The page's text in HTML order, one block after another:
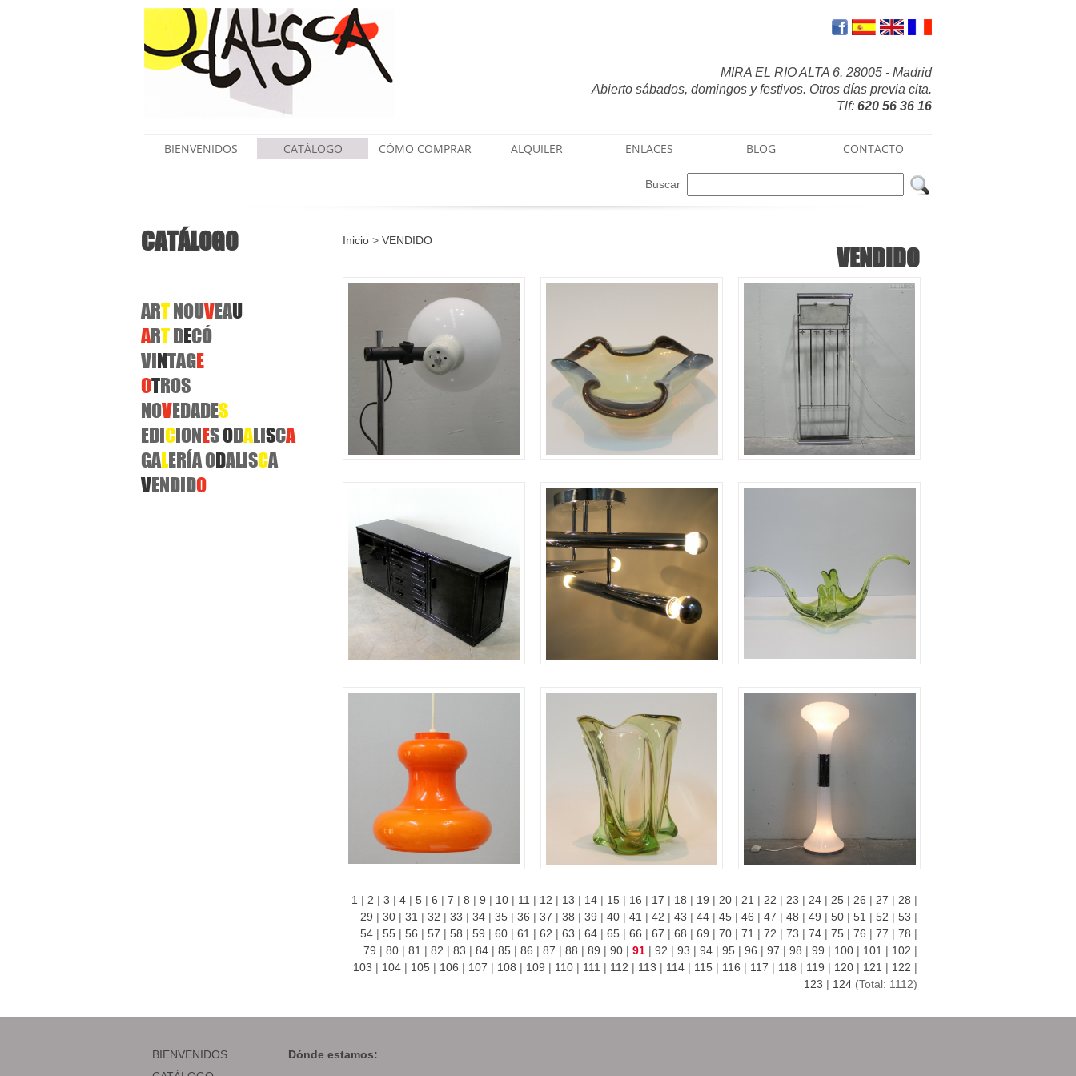
MIRA EL RIO ALTA 6. 28005 - Madrid
Abierto sábados, domingos y festivos. Otros días previa cita.
Tlf: 620 56 36 16
BIENVENIDOS CATÁLOGO CÓMO COMPRAR ALQUILER ENLACES BLOG CONTACTO
Buscar
CATÁLOGO
ARTNOUVEAU
ARTDECÓ
VINTAGE
OTROS
NOVEDADES
EDICIONESODALISCA
GALERÍA ODALISCA
VENDIDO
Inicio > VENDIDO
VENDIDO
1 | 2 | 3 | 4 | 5 | 6 | 7 | 8 | 9 | 10 | 11 | 12 | 13 | 14 | 15 | 16 | 17 | 18 | 19 | 20 | 21 | 22 | 23 | 24 | 25 | 26 | 27 | 28 |
29 | 30 | 31 | 32 | 33 | 34 | 35 | 36 | 37 | 38 | 39 | 40 | 41 | 42 | 43 | 44 | 45 | 46 | 47 | 48 | 49 | 50 | 51 | 52 | 53 |
54 | 55 | 56 | 57 | 58 | 59 | 60 | 61 | 62 | 63 | 64 | 65 | 66 | 67 | 68 | 69 | 70 | 71 | 72 | 73 | 74 | 75 | 76 | 77 | 78 |
79 | 80 | 81 | 82 | 83 | 84 | 85 | 86 | 87 | 88 | 89 | 90 | 91 | 92 | 93 | 94 | 95 | 96 | 97 | 98 | 99 | 100 | 101 | 102 |
103 | 104 | 105 | 106 | 107 | 108 | 109 | 110 | 111 | 112 | 113 | 114 | 115 | 116 | 117 | 118 | 119 | 120 | 121 | 122 |
123 | 124 (Total: 1112)
BIENVENIDOS
Dónde estamos: